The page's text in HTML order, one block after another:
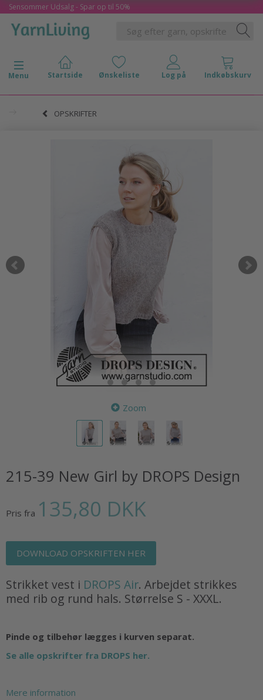
Sensommer Udsalg - Spar op til 50%
Skifte navigation
Menu
OPSKRIFTER
Zoom
215-39 New Girl by DROPS Design
Pris fra 135,80 DKK
DOWNLOAD OPSKRIFTEN HER
Strikket vest i DROPS Air. Arbejdet strikkes
med rib og rund hals. Størrelse S - XXXL.
Pinde og tilbehør lægges i kurven separat.
Se alle opskrifter fra DROPS her.
Mere information